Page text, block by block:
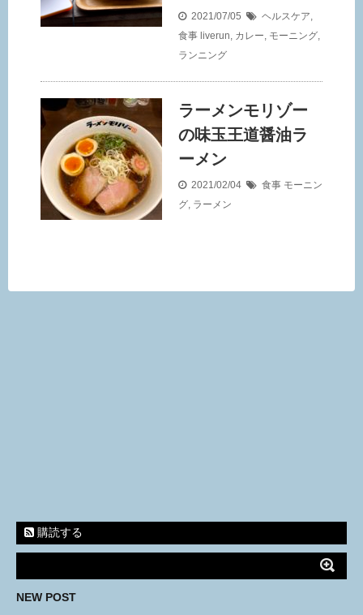
2021/07/05 ヘルスケア,
食事 liverun, カレー, モーニング,
ランニング
ラーメンモリゾー
の味玉王道醤油ラ
ーメン
2021/02/04 食事 モーニン
グ, ラーメン
購読する
NEW POST